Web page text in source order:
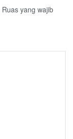
Ruas yang wajib